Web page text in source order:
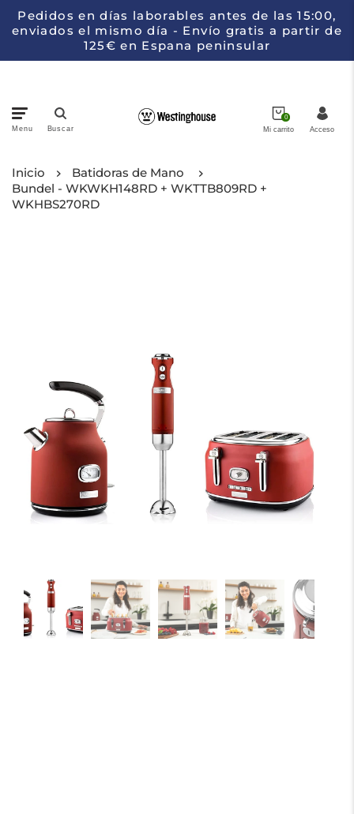
Pedidos en días laborables antes de las 15:00,
enviados el mismo día - Envío gratis a partir de
125€ en Espana peninsular
Cacerolas
Electrodomésticos de cocina
Menu Buscar
0
Mi carrito Acceso
Inicio
Batidoras de Mano
Bundel - WKWKH148RD + WKTTB809RD +
WKHBS270RD